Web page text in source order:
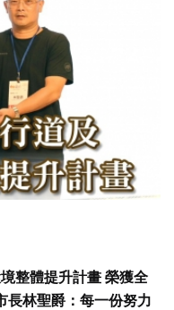
整體提升計畫 榮獲全
長林聖爵：每一份努力